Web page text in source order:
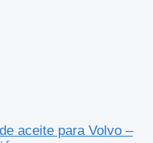
aceite para Volvo –